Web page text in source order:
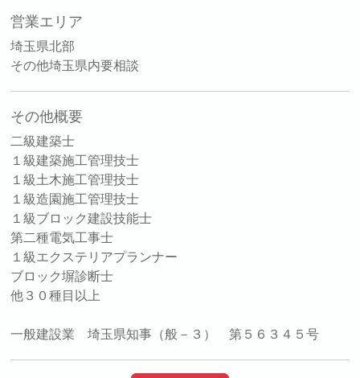
営業エリア
埼玉県北部
その他埼玉県内要相談
その他概要
二級建築士
１級建築施工管理技士
１級土木施工管理技士
１級造園施工管理技士
１級ブロック建設技能士
第二種電気工事士
１級エクステリアプランナー
ブロック塀診断士
他３０種目以上
一般建設業 埼玉県知事（般－３） 第５６３４５号